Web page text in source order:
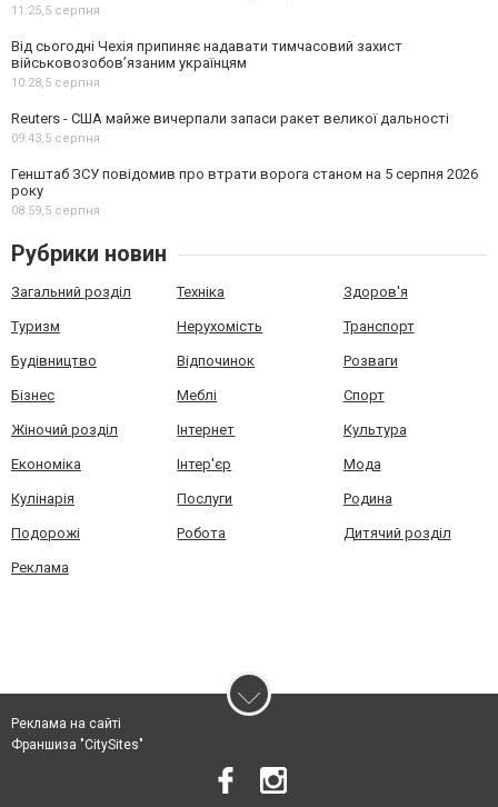
11:25,5 серпня
Від сьогодні Чехія припиняє надавати тимчасовий захист
військовозобов’язаним українцям
10:28,5 серпня
Reuters - США майже вичерпали запаси ракет великої дальності
09:43,5 серпня
Генштаб ЗСУ повідомив про втрати ворога станом на 5 серпня 2026
року
08:59,5 серпня
Рубрики новин
Загальний розділ Техніка Здоров'я
Туризм Нерухомість Транспорт
Будівництво Відпочинок Розваги
Бізнес Меблі Спорт
Жіночий розділ Інтернет Культура
Економіка Інтер'єр Мода
Кулінарія Послуги Родина
Подорожі Робота Дитячий розділ
Реклама
Реклама на сайті
Франшиза "CitySites"